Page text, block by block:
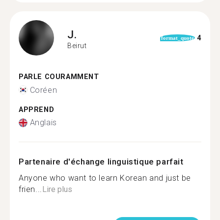
J.
Beirut
format_quote 4
PARLE COURAMMENT
Coréen
APPREND
Anglais
Partenaire d'échange linguistique parfait
Anyone who want to learn Korean and just be
frien...Lire plus